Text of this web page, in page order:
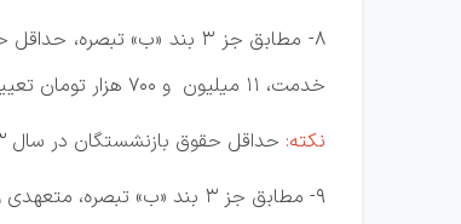
8- مطابق جز 3 بند «ب»
خدمت، ١١ میلیون و 700 هزار تومان تعیین می‌شود.
نکته: حداقل حقوق بازنشستگان در سال 1403 مبلغ 9 میلیون تومان می‌باشد.
9- مطابق جز 3 بند «ب» تبصره، متعهدی والدین شهدا 20% افزایش می‌یابد.